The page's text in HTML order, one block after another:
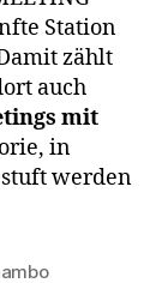
Station
zählt
auch
mit
in
werden